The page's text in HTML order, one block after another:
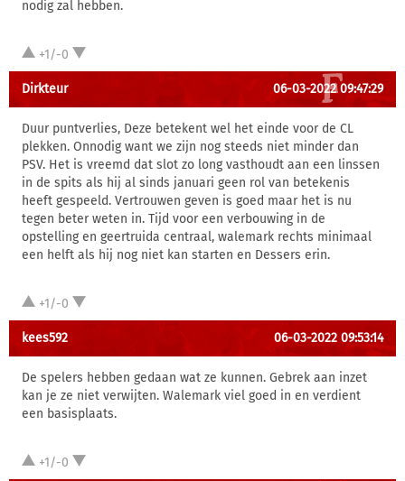
nodig zal hebben.
+1/-0
Dirkteur 06-03-2022 09:47:29
Duur puntverlies, Deze betekent wel het einde voor de CL
plekken. Onnodig want we zijn nog steeds niet minder dan
PSV. Het is vreemd dat slot zo long vasthoudt aan een linssen
in de spits als hij al sinds januari geen rol van betekenis
heeft gespeeld. Vertrouwen geven is goed maar het is nu
tegen beter weten in. Tijd voor een verbouwing in de
opstelling en geertruida centraal, walemark rechts minimaal
een helft als hij nog niet kan starten en Dessers erin.
+1/-0
kees592 06-03-2022 09:53:14
De spelers hebben gedaan wat ze kunnen. Gebrek aan inzet
kan je ze niet verwijten. Walemark viel goed in en verdient
een basisplaats.
+1/-0